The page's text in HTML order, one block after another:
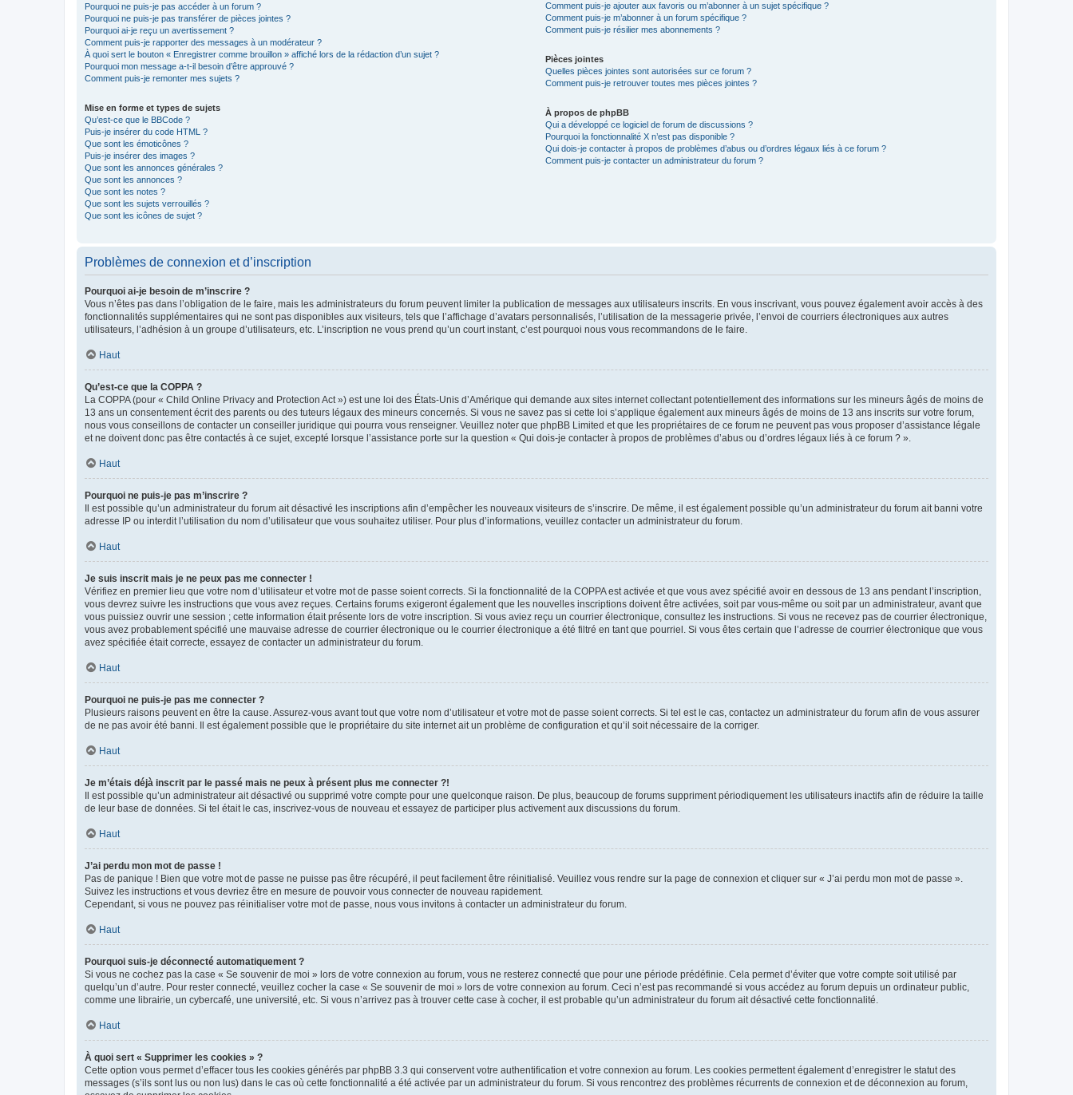
Pourquoi ne puis-je pas accéder à un forum ?
Pourquoi ne puis-je pas transférer de pièces jointes ?
Pourquoi ai-je reçu un avertissement ?
Comment puis-je rapporter des messages à un modérateur ?
À quoi sert le bouton « Enregistrer comme brouillon » affiché lors de la rédaction d’un sujet ?
Pourquoi mon message a-t-il besoin d’être approuvé ?
Comment puis-je remonter mes sujets ?
Mise en forme et types de sujets
Qu’est-ce que le BBCode ?
Puis-je insérer du code HTML ?
Que sont les émoticônes ?
Puis-je insérer des images ?
Que sont les annonces générales ?
Que sont les annonces ?
Que sont les notes ?
Que sont les sujets verrouillés ?
Que sont les icônes de sujet ?
Comment puis-je ajouter aux favoris ou m’abonner à un sujet spécifique ?
Comment puis-je m’abonner à un forum spécifique ?
Comment puis-je résilier mes abonnements ?
Pièces jointes
Quelles pièces jointes sont autorisées sur ce forum ?
Comment puis-je retrouver toutes mes pièces jointes ?
À propos de phpBB
Qui a développé ce logiciel de forum de discussions ?
Pourquoi la fonctionnalité X n’est pas disponible ?
Qui dois-je contacter à propos de problèmes d’abus ou d’ordres légaux liés à ce forum ?
Comment puis-je contacter un administrateur du forum ?
Problèmes de connexion et d’inscription
Pourquoi ai-je besoin de m’inscrire ?
Vous n’êtes pas dans l’obligation de le faire, mais les administrateurs du forum peuvent limiter la publication de messages aux utilisateurs inscrits. En vous inscrivant, vous pouvez également avoir accès à des
fonctionnalités supplémentaires qui ne sont pas disponibles aux visiteurs, tels que l’affichage d’avatars personnalisés, l’utilisation de la messagerie privée, l’envoi de courriers électroniques aux autres
utilisateurs, l’adhésion à un groupe d’utilisateurs, etc. L’inscription ne vous prend qu’un court instant, c’est pourquoi nous vous recommandons de le faire.
Haut
Qu’est-ce que la COPPA ?
La COPPA (pour « Child Online Privacy and Protection Act ») est une loi des États-Unis d’Amérique qui demande aux sites internet collectant potentiellement des informations sur les mineurs âgés de moins de
13 ans un consentement écrit des parents ou des tuteurs légaux des mineurs concernés. Si vous ne savez pas si cette loi s’applique également aux mineurs âgés de moins de 13 ans inscrits sur votre forum,
nous vous conseillons de contacter un conseiller juridique qui pourra vous renseigner. Veuillez noter que phpBB Limited et que les propriétaires de ce forum ne peuvent pas vous proposer d’assistance légale
et ne doivent donc pas être contactés à ce sujet, excepté lorsque l’assistance porte sur la question « Qui dois-je contacter à propos de problèmes d’abus ou d’ordres légaux liés à ce forum ? ».
Haut
Pourquoi ne puis-je pas m’inscrire ?
Il est possible qu’un administrateur du forum ait désactivé les inscriptions afin d’empêcher les nouveaux visiteurs de s’inscrire. De même, il est également possible qu’un administrateur du forum ait banni votre
adresse IP ou interdit l’utilisation du nom d’utilisateur que vous souhaitez utiliser. Pour plus d’informations, veuillez contacter un administrateur du forum.
Haut
Je suis inscrit mais je ne peux pas me connecter !
Vérifiez en premier lieu que votre nom d’utilisateur et votre mot de passe soient corrects. Si la fonctionnalité de la COPPA est activée et que vous avez spécifié avoir en dessous de 13 ans pendant l’inscription,
vous devrez suivre les instructions que vous avez reçues. Certains forums exigeront également que les nouvelles inscriptions doivent être activées, soit par vous-même ou soit par un administrateur, avant que
vous puissiez ouvrir une session ; cette information était présente lors de votre inscription. Si vous aviez reçu un courrier électronique, consultez les instructions. Si vous ne recevez pas de courrier électronique,
vous avez probablement spécifié une mauvaise adresse de courrier électronique ou le courrier électronique a été filtré en tant que pourriel. Si vous êtes certain que l’adresse de courrier électronique que vous
avez spécifiée était correcte, essayez de contacter un administrateur du forum.
Haut
Pourquoi ne puis-je pas me connecter ?
Plusieurs raisons peuvent en être la cause. Assurez-vous avant tout que votre nom d’utilisateur et votre mot de passe soient corrects. Si tel est le cas, contactez un administrateur du forum afin de vous assurer
de ne pas avoir été banni. Il est également possible que le propriétaire du site internet ait un problème de configuration et qu’il soit nécessaire de la corriger.
Haut
Je m’étais déjà inscrit par le passé mais ne peux à présent plus me connecter ?!
Il est possible qu’un administrateur ait désactivé ou supprimé votre compte pour une quelconque raison. De plus, beaucoup de forums suppriment périodiquement les utilisateurs inactifs afin de réduire la taille
de leur base de données. Si tel était le cas, inscrivez-vous de nouveau et essayez de participer plus activement aux discussions du forum.
Haut
J’ai perdu mon mot de passe !
Pas de panique ! Bien que votre mot de passe ne puisse pas être récupéré, il peut facilement être réinitialisé. Veuillez vous rendre sur la page de connexion et cliquer sur « J’ai perdu mon mot de passe ».
Suivez les instructions et vous devriez être en mesure de pouvoir vous connecter de nouveau rapidement.
Cependant, si vous ne pouvez pas réinitialiser votre mot de passe, nous vous invitons à contacter un administrateur du forum.
Haut
Pourquoi suis-je déconnecté automatiquement ?
Si vous ne cochez pas la case « Se souvenir de moi » lors de votre connexion au forum, vous ne resterez connecté que pour une période prédéfinie. Cela permet d’éviter que votre compte soit utilisé par
quelqu’un d’autre. Pour rester connecté, veuillez cocher la case « Se souvenir de moi » lors de votre connexion au forum. Ceci n’est pas recommandé si vous accédez au forum depuis un ordinateur public,
comme une librairie, un cybercafé, une université, etc. Si vous n’arrivez pas à trouver cette case à cocher, il est probable qu’un administrateur du forum ait désactivé cette fonctionnalité.
Haut
À quoi sert « Supprimer les cookies » ?
Cette option vous permet d’effacer tous les cookies générés par phpBB 3.3 qui conservent votre authentification et votre connexion au forum. Les cookies permettent également d’enregistrer le statut des
messages (s’ils sont lus ou non lus) dans le cas où cette fonctionnalité a été activée par un administrateur du forum. Si vous rencontrez des problèmes récurrents de connexion et de déconnexion au forum,